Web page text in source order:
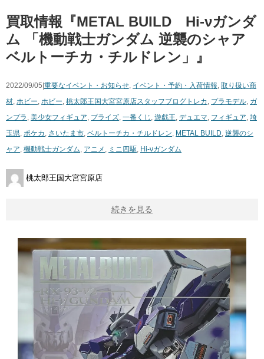
買取情報『METAL ​BUILD Hi-νガンダ
ム ​「機動戦士ガンダム ​逆襲のシャア ​
ベルトーチカ・チルドレン」』
2022/09/05| 重要なイベント・お知らせ, イベント・予約・入荷情報, 取り扱い商
材, ホビー, ホビー, 桃太郎王国大宮宮原店スタッフブログ トレカ , プラモデル, ガ
ンプラ , 美少女フィギュア, プライズ, 一番くじ , 遊戯王, デュエマ, フィギュア, 埼
玉県, ポケカ , さいたま市, ベルトーチカ・チルドレン, METAL ​BUILD, 逆襲のシ
ャア, 機動戦士ガンダム, アニメ , ミニ四駆, Hi-νガンダム
桃太郎王国大宮宮原店
続きを見る